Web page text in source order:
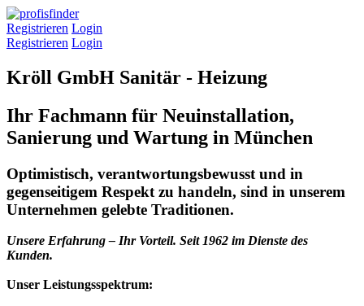
Registrieren Login
Registrieren Login
Kröll GmbH Sanitär - Heizung
Ihr Fachmann für Neuinstallation,
Sanierung und Wartung in München
Optimistisch, verantwortungsbewusst und in
gegenseitigem Respekt zu handeln, sind in unserem
Unternehmen gelebte Traditionen.
Unsere Erfahrung – Ihr Vorteil. Seit 1962 im Dienste des
Kunden.
Unser Leistungsspektrum: